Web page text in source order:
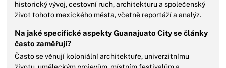
historický vývoj, cestovní ruch, architekturu a společenský
život tohoto mexického města, včetně reportáží a analýz.
Na jaké specifické aspekty Guanajuato City se články
často zaměřují?
Často se věnují koloniální architektuře, univerzitnímu